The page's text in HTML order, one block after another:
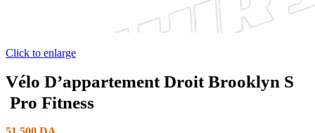
Click to enlarge
Vélo D’appartement Droit Brooklyn S
Pro Fitness